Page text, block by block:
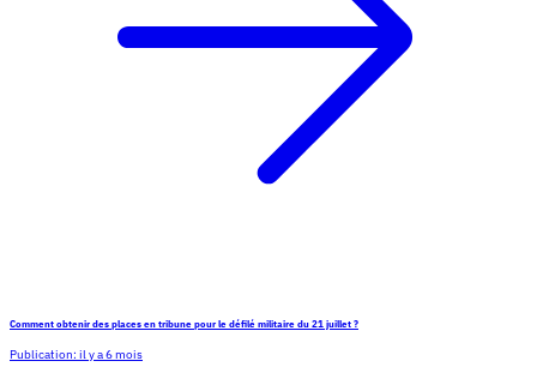
Comment obtenir des places en tribune pour le défilé militaire du 21 juillet ?
Publication: il y a 6 mois